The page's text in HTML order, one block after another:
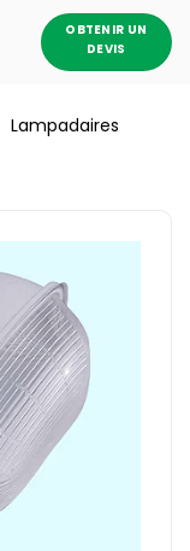
OBTENIR UN
DEVIS
Lampadaires